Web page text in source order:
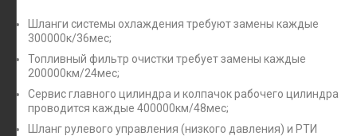
Шланги системы охлаждения требуют замены каждые
300000к/36мес;
Топливный фильтр очистки требует замены каждые
200000км/24мес;
Сервис главного цилиндра и колпачок рабочего цилиндра
проводится каждые 400000км/48мес;
Шланг рулевого управления (низкого давления) и РТИ